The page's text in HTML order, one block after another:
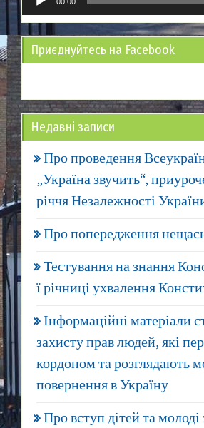
Приєднуйтесь на Facebook
Недавні записи
Про проведення
„Україна звучить“,
річчя Незалежності
Про попередження
Тестування на знання
ї річниці ухвалення
Інформаційні матеріали
захисту прав людей, які
кордоном та розглядають
повернення в Україну
Про вступ дітей та